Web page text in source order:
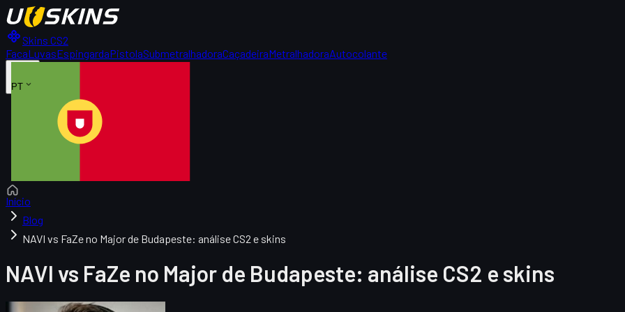
Skins CS2
FacaLuvasEspingardaPistolaSubmetralhadoraCaçadeiraMetralhadoraAutocolante
PT
Início
Blog
NAVI vs FaZe no Major de Budapeste: análise CS2 e skins
NAVI vs FaZe no Major de Budapeste: análise CS2 e skins